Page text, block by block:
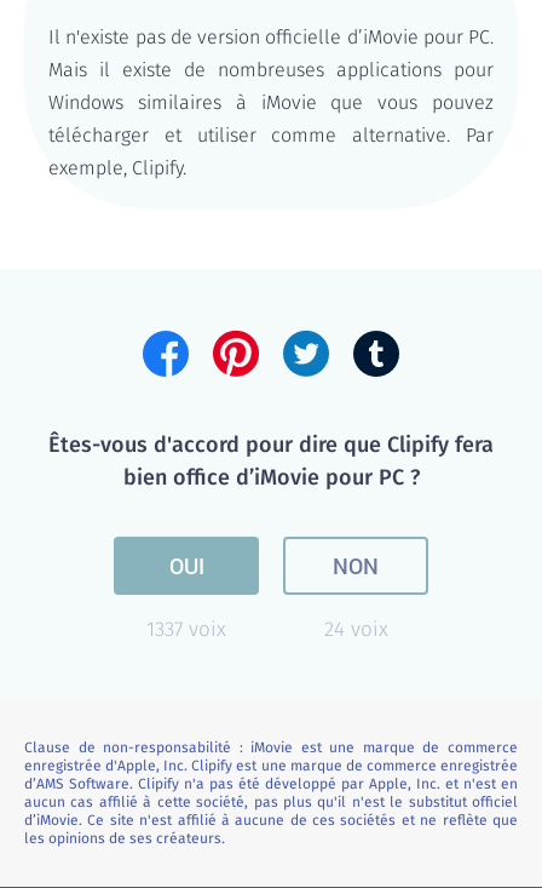
Il n'existe pas de version officielle d’iMovie pour PC.
Mais il existe de nombreuses applications pour
Windows similaires à iMovie que vous pouvez
télécharger et utiliser comme alternative. Par
exemple, Clipify.
Êtes-vous d'accord pour dire que Clipify fera
bien office d’iMovie pour PC ?
OUI
1337 voix
NON
24 voix
Clause de non-responsabilité : iMovie est une marque de commerce
enregistrée d'Apple, Inc. Clipify est une marque de commerce enregistrée
d’AMS Software. Clipify n'a pas été développé par Apple, Inc. et n'est en
aucun cas affilié à cette société, pas plus qu'il n'est le substitut officiel
d’iMovie. Ce site n'est affilié à aucune de ces sociétés et ne reflète que
les opinions de ses créateurs.